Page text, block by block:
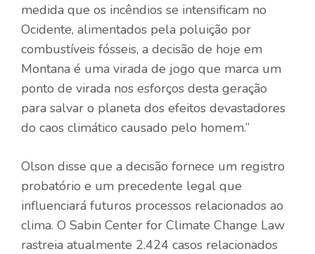
medida que os incêndios se intensificam no
Ocidente, alimentados pela poluição por
combustíveis fósseis, a decisão de hoje em
Montana é uma virada de jogo que marca um
ponto de virada nos esforços desta geração
para salvar o planeta dos efeitos devastadores
do caos climático causado pelo homem.”
Olson disse que a decisão fornece um registro
probatório e um precedente legal que
influenciará futuros processos relacionados ao
clima. O Sabin Center for Climate Change Law
rastreia atualmente 2.424 casos relacionados